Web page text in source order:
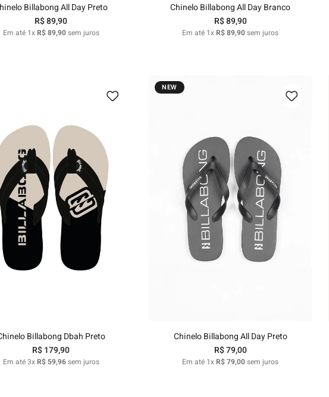
Billabong All Day Preto
R$89,90
Em até 1xR$89,90sem juros
Chinelo Billabong All Day Branco
R$89,90
Em até 1xR$89,90sem juros
39/40 43/44
Billabong Dbah Preto
R$179,90
Em até3xR$ 59,96sem juros
NEW
Chinelo Billabong All Day Preto
R$79,00
Em até 1xR$79,00sem juros